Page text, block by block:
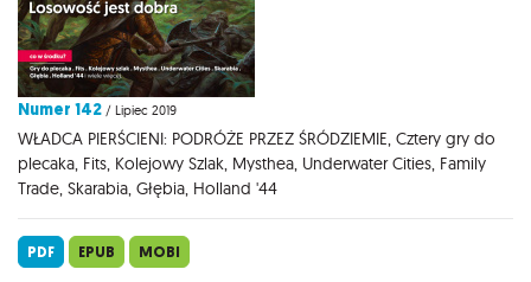
Numer 142 / Lipiec 2019
WŁADCA PIERŚCIENI: PODRÓŻE PRZEZ ŚRÓDZIEMIE, Cztery gry do
plecaka, Fits, Kolejowy Szlak, Mysthea, Underwater Cities, Family
Trade, Skarabia, Głębia, Holland '44
PDF EPUB MOBI